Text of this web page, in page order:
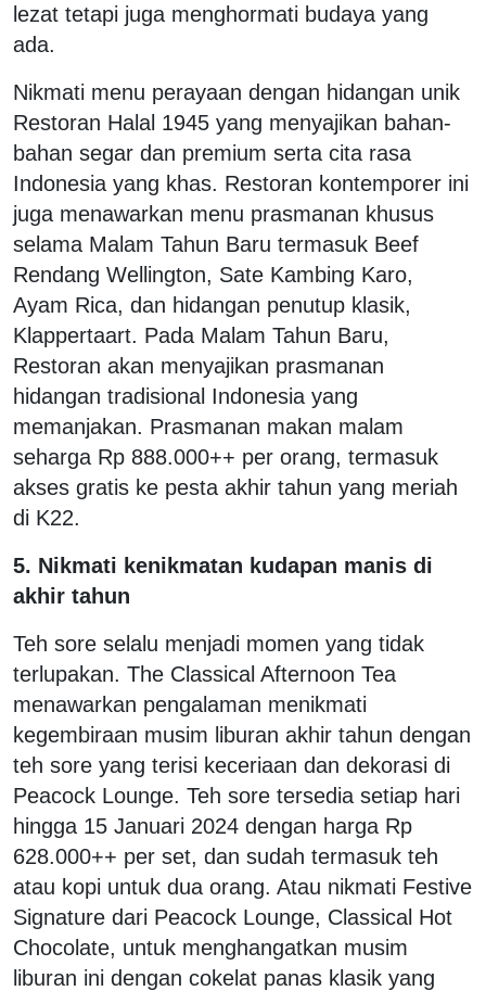
lezat tetapi juga menghormati budaya yang
ada.
Nikmati menu perayaan dengan hidangan unik
Restoran Halal 1945 yang menyajikan bahan-
bahan segar dan premium serta cita rasa
Indonesia yang khas. Restoran kontemporer ini
juga menawarkan menu prasmanan khusus
selama Malam Tahun Baru termasuk Beef
Rendang Wellington, Sate Kambing Karo,
Ayam Rica, dan hidangan penutup klasik,
Klappertaart. Pada Malam Tahun Baru,
Restoran akan menyajikan prasmanan
hidangan tradisional Indonesia yang
memanjakan. Prasmanan makan malam
seharga Rp 888.000++ per orang, termasuk
akses gratis ke pesta akhir tahun yang meriah
di K22.
5. Nikmati kenikmatan kudapan manis di
akhir tahun
Teh sore selalu menjadi momen yang tidak
terlupakan. The Classical Afternoon Tea
menawarkan pengalaman menikmati
kegembiraan musim liburan akhir tahun dengan
teh sore yang terisi keceriaan dan dekorasi di
Peacock Lounge. Teh sore tersedia setiap hari
hingga 15 Januari 2024 dengan harga Rp
628.000++ per set, dan sudah termasuk teh
atau kopi untuk dua orang. Atau nikmati Festive
Signature dari Peacock Lounge, Classical Hot
Chocolate, untuk menghangatkan musim
liburan ini dengan cokelat panas klasik yang